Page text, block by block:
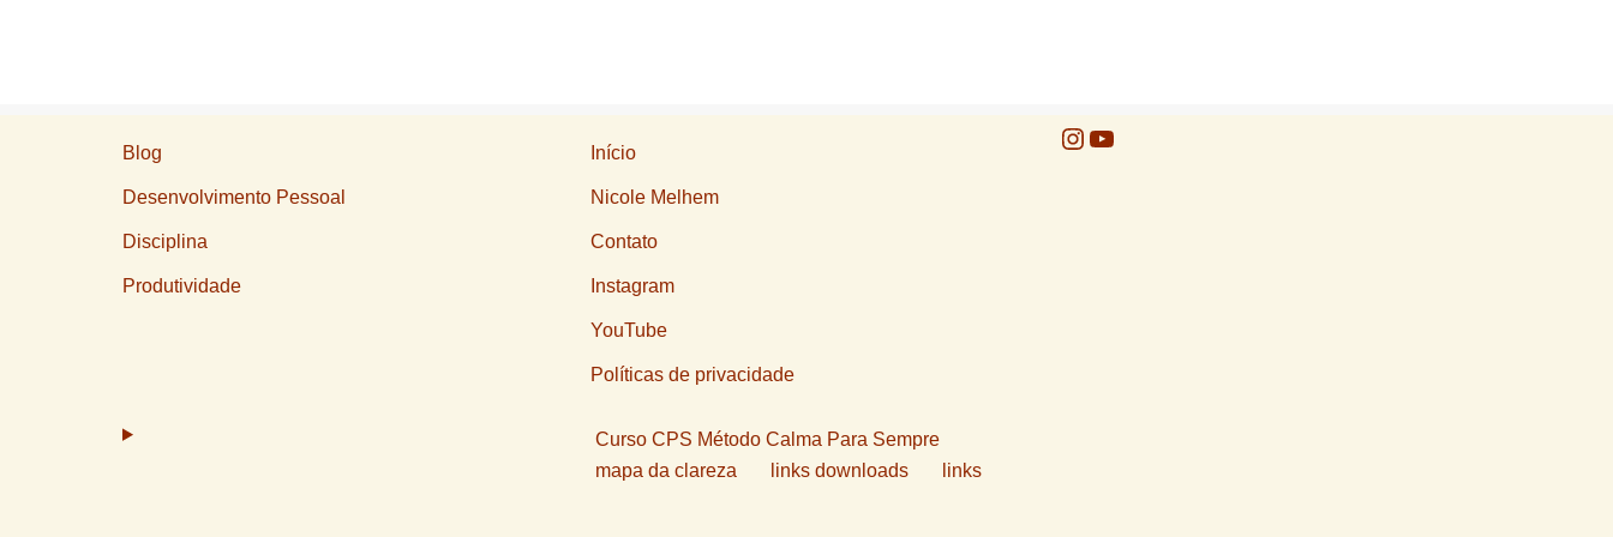
Blog
Desenvolvimento Pessoal
Disciplina
Produtividade
Início
Nicole Melhem
Contato
Instagram
YouTube
Políticas de privacidade
Curso CPS Método Calma Para Sempre
mapa da clareza
links downloads links